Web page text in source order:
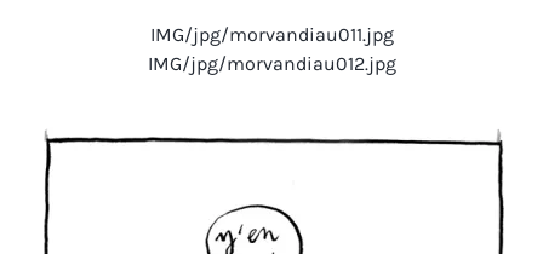
IMG/jpg/morvandiau011.jpg
IMG/jpg/morvandiau012.jpg